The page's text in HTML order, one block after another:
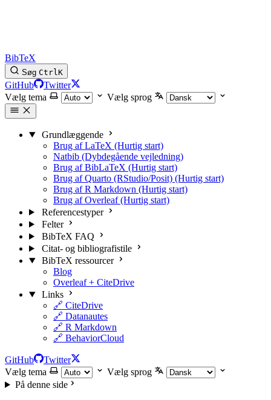
BibTeX
Søg CtrlK
GitHub
Twitter
Vælg tema
Vælg sprog
Grundlæggende
Brug af LaTeX (Hurtig start)
Natbib (Dybdegående vejledning)
Brug af BibLaTeX (Hurtig start)
Brug af Quarto (RStudio/Posit) (Hurtig start)
Brug af R Markdown (Hurtig start)
Brug af Overleaf (Hurtig start)
Referencestyper
Felter
BibTeX FAQ
Citat- og bibliografistile
BibTeX ressourcer
Blog
Overleaf + CiteDrive
Links
🔗 CiteDrive
🔗 Datanautes
🔗 R Markdown
🔗 BehaviorCloud
GitHub
Twitter
Vælg tema
Vælg sprog
På denne side